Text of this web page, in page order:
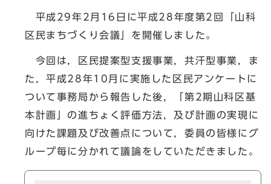
平成29年2月16日に平成28年度第2回「山科
区民まちづくり会議」を開催しました。
今回は，区民提案型支援事業，共汗型事業，ま
た，平成28年10月に実施した区民アンケートに
ついて事務局から報告した後，「第2期山科区基
本計画」の進ちょく評価方法，及び計画の実現に
向けた課題及び改善点について，委員の皆様にグ
ループ毎に分かれて議論をしていただきました。